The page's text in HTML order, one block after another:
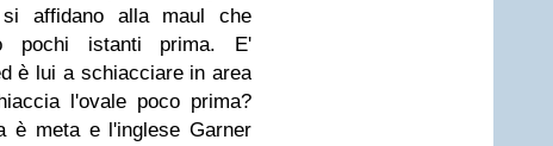
affidano alla maul che
pochi istanti prima. E'
è lui a schiacciare in area
l'ovale poco prima?
è meta e l'inglese Garner